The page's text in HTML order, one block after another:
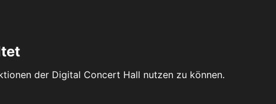
der Digital Concert Hall nutzen zu können.